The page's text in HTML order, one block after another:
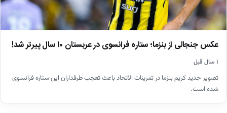
عکس جنجالی از بنزما؛ ستاره فرانسوی در عربستان ۱۰ سال پیرتر شد!
۱ سال قبل
تصویر جدید کریم بنزما در تمرینات الاتحاد باعث تعجب طرفداران این ستاره فرانسوی
شده است.